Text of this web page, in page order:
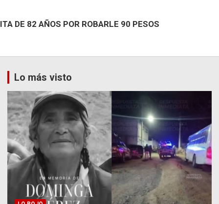
DE 82 AÑOS POR ROBARLE 90 PESOS
Lo más visto